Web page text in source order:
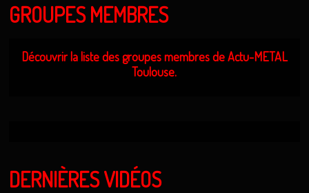
GROUPES MEMBRES
Découvrir la liste des groupes membres de Actu-METAL
Toulouse.
DERNIÈRES VIDÉOS